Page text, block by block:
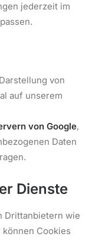
jederzeit im
von
auf unserem
von Google,
Daten
Dienste
Drittanbietern wie
können Cookies